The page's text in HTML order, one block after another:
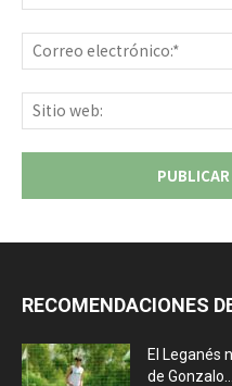
RECOMENDACIONES
El Leganés
de Gonzalo...